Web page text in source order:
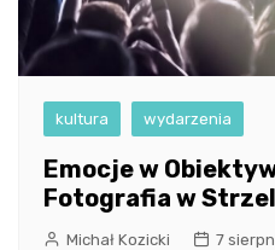
kultura wydarzenia
Emocje w
Fotografia w
Michał Kozicki 7